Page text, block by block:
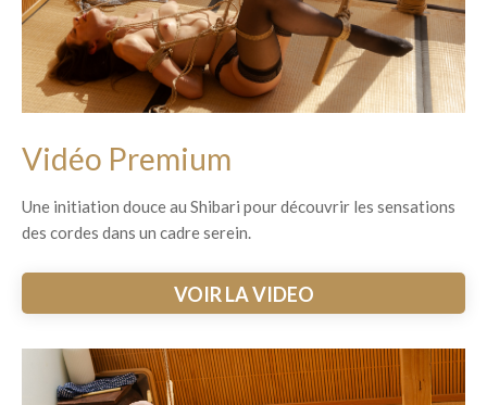
Vidéo Premium
Une initiation douce au Shibari pour découvrir les sensations
des cordes dans un cadre serein.
VOIR LA VIDEO